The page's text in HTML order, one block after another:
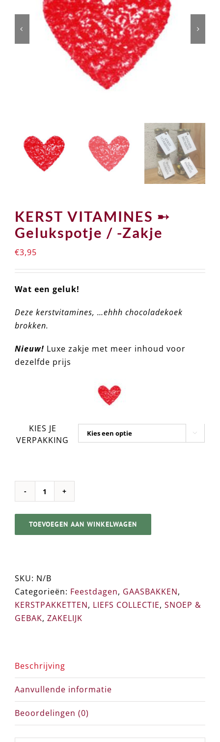
KERST VITAMINES ➸
Gelukspotje / -Zakje
€3,95
Wat een geluk!
Deze kerstvitamines, …ehhh chocoladekoek
brokken.
Nieuw! Luxe zakje met meer inhoud voor
dezelfde prijs
KIES JE
VERPAKKING


KERST
➸
Gelukspotje
Zakje
aantal
TOEVOEGEN AAN WINKELWAGEN
SKU: N/B
Categorieën: Feestdagen, GAASBAKKEN,
KERSTPAKKETTEN, LIEFS COLLECTIE, SNOEP &
GEBAK, ZAKELIJK
Beschrijving
Aanvullende informatie
Beoordelingen (0)